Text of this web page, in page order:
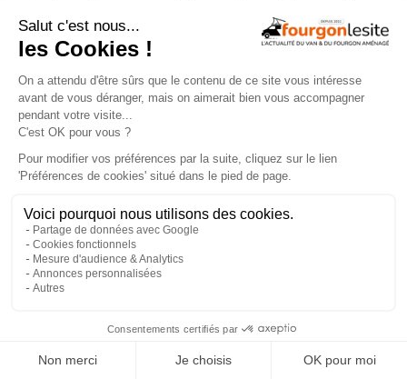
Xperience : partez loin, restez proches
À LIRE ABSOLUMENT